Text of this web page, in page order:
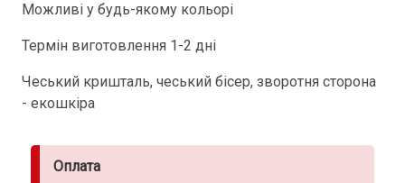
Можливі у будь-якому кольорі
Термін виготовлення 1-2 дні
Чеський кришталь, чеський бісер, зворотня сторона
- екошкіра
Оплата